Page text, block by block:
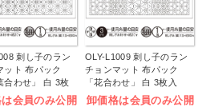
刺し子のラン
ット 布パック
合わせ」 白 3枚
会員のみ公開
OLY-L1009 刺し子のラン
チョンマット 布パック
「花合わせ」 白 3枚入
(袋)
卸価格は会員のみ公開